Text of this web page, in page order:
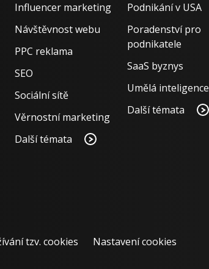
Influencer marketing
Návštěvnost webu
PPC reklama
SEO
Sociální sítě
Věrnostní marketing
Další témata
Podnikání v USA
Poradenství pro
podnikatele
SaaS byznys
Umělá inteligence
Další témata
tzv. cookies Nastavení cookies